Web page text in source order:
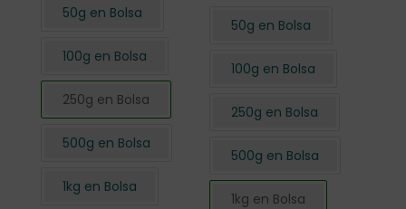
50g en Bolsa
100g en Bolsa
250g en Bolsa
500g en Bolsa
1kg en Bolsa
50g en Bolsa
100g en Bolsa
250g en Bolsa
500g en Bolsa
1kg en Bolsa